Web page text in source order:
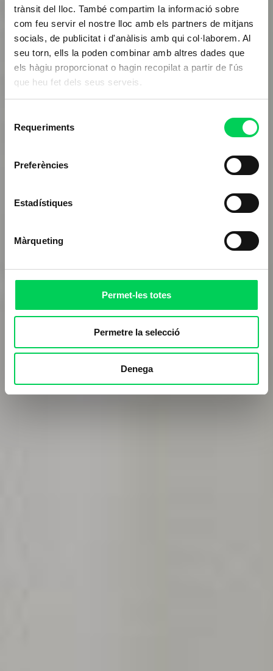
trànsit del lloc. També compartim la informació sobre
com feu servir el nostre lloc amb els partners de mitjans
socials, de publicitat i d'anàlisis amb qui col·laborem. Al
seu torn, ells la poden combinar amb altres dades que
els hàgiu proporcionat o hagin recopilat a partir de l'ús
que heu fet dels seus serveis.
Requeriments
Preferències
Estadístiques
Màrqueting
Permet-les totes
Permetre la selecció
Denega